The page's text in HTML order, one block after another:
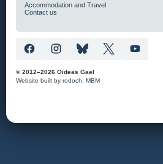
Accommodation and Travel
Contact us
© 2012–2026 Oideas Gael
Website built byrodoch ,MBM